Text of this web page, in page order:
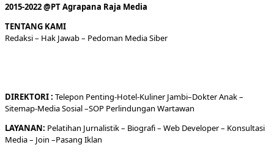
2015-2022 @PT Agrapana Raja Media
TENTANG KAMI
Redaksi– Hak Jawab – Pedoman Media Siber
DIREKTORI: Telepon Penting-Hotel-KulinerJambi–DokterAnak –
Sitemap-Media Sosial –SOP Perlindungan Wartawan
LAYANAN: Pelatihan Jurnalistik – Biografi– Web Developer– Konsultasi
Media– Join –Pasang Iklan